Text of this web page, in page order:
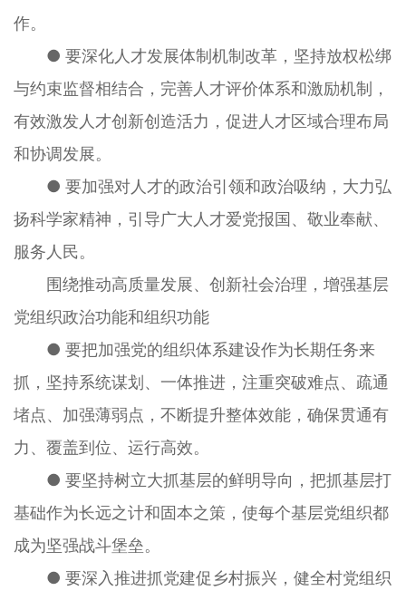
作。
● 要深化人才发展体制机制改革，坚持放权松绑
与约束监督相结合，完善人才评价体系和激励机制，
有效激发人才创新创造活力，促进人才区域合理布局
和协调发展。
● 要加强对人才的政治引领和政治吸纳，大力弘
扬科学家精神，引导广大人才爱党报国、敬业奉献、
服务人民。
围绕推动高质量发展、创新社会治理，增强基层
党组织政治功能和组织功能
● 要把加强党的组织体系建设作为长期任务来
抓，坚持系统谋划、一体推进，注重突破难点、疏通
堵点、加强薄弱点，不断提升整体效能，确保贯通有
力、覆盖到位、运行高效。
● 要坚持树立大抓基层的鲜明导向，把抓基层打
基础作为长远之计和固本之策，使每个基层党组织都
成为坚强战斗堡垒。
● 要深入推进抓党建促乡村振兴，健全村党组织